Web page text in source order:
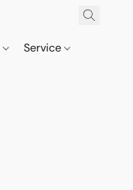
Service